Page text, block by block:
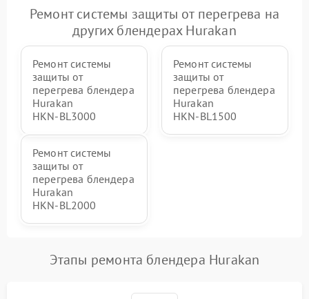
Ремонт системы защиты от перегрева на
других блендерах Hurakan
Ремонт системы
защиты от
перегрева блендера
Hurakan
HKN‑BL3000
Ремонт системы
защиты от
перегрева блендера
Hurakan
HKN‑BL1500
Ремонт системы
защиты от
перегрева блендера
Hurakan
HKN‑BL2000
Этапы ремонта блендера Hurakan